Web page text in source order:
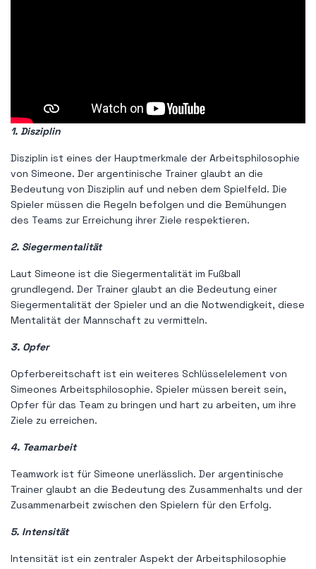
1. Disziplin
Disziplin ist eines der Hauptmerkmale der Arbeitsphilosophie
von Simeone. Der argentinische Trainer glaubt an die
Bedeutung von Disziplin auf und neben dem Spielfeld. Die
Spieler müssen die Regeln befolgen und die Bemühungen
des Teams zur Erreichung ihrer Ziele respektieren.
2. Siegermentalität
Laut Simeone ist die Siegermentalität im Fußball
grundlegend. Der Trainer glaubt an die Bedeutung einer
Siegermentalität der Spieler und an die Notwendigkeit, diese
Mentalität der Mannschaft zu vermitteln.
3. Opfer
Opferbereitschaft ist ein weiteres Schlüsselelement von
Simeones Arbeitsphilosophie. Spieler müssen bereit sein,
Opfer für das Team zu bringen und hart zu arbeiten, um ihre
Ziele zu erreichen.
4. Teamarbeit
Teamwork ist für Simeone unerlässlich. Der argentinische
Trainer glaubt an die Bedeutung des Zusammenhalts und der
Zusammenarbeit zwischen den Spielern für den Erfolg.
5. Intensität
Intensität ist ein zentraler Aspekt der Arbeitsphilosophie